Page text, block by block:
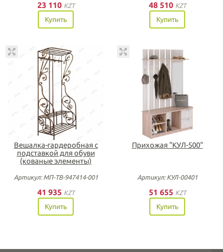
23 110 KZT
Купить
48 510 KZT
Купить
Вешалка-гардеробная с
подставкой для обуви
(кованые элементы)
Артикул: МП-ТВ-947414-001
41 935 KZT
Купить
Прихожая "КУЛ-500"
Артикул: КУЛ-00401
51 655 KZT
Купить